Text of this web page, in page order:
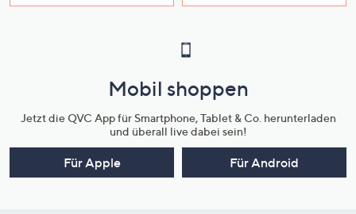
Mobil shoppen
Jetzt die QVC App für Smartphone, Tablet & Co. herunterladen
und überall live dabei sein!
Für Apple Für Android